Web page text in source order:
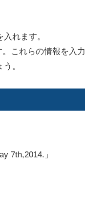
れます。
これらの情報を入力
。
7th,2014.」